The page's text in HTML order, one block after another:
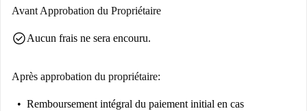
Avant Approbation du Propriétaire
check_circleAucun frais ne sera encouru.
Après approbation du propriétaire:
Remboursement intégral du paiement initial en cas